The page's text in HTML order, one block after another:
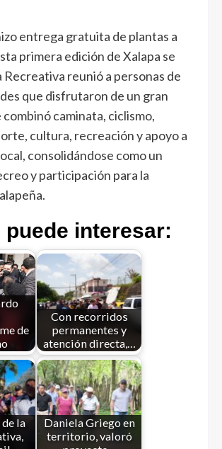
entrega gratuita de plantas a
primera edición de Xalapa se
reunió a personas de
que disfrutaron de un gran
caminata, ciclismo,
cultura, recreación y apoyo a
consolidándose como un
y participación para la
puede interesar:
de
Con recorridos
permanentes y
atención directa,…
la
Daniela Griego en
territorio, valoró